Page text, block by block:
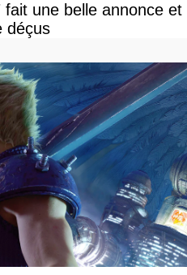
une belle annonce et
déçus